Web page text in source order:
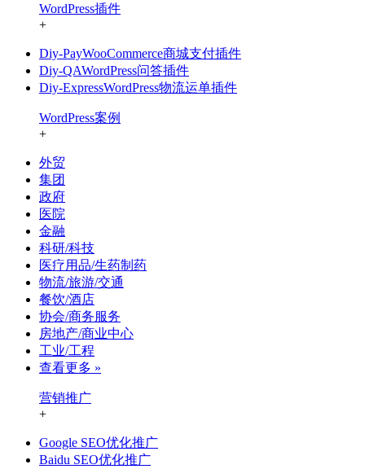
WordPress插件
+
Diy-PayWooCommerce商城支付插件
Diy-QAWordPress问答插件
Diy-ExpressWordPress物流运单插件
WordPress案例
+
外贸
集团
政府
医院
金融
科研/科技
医疗用品/生药制药
物流/旅游/交通
餐饮/酒店
协会/商务服务
房地产/商业中心
工业/工程
查看更多 »
营销推广
+
Google SEO优化推广
Baidu SEO优化推广